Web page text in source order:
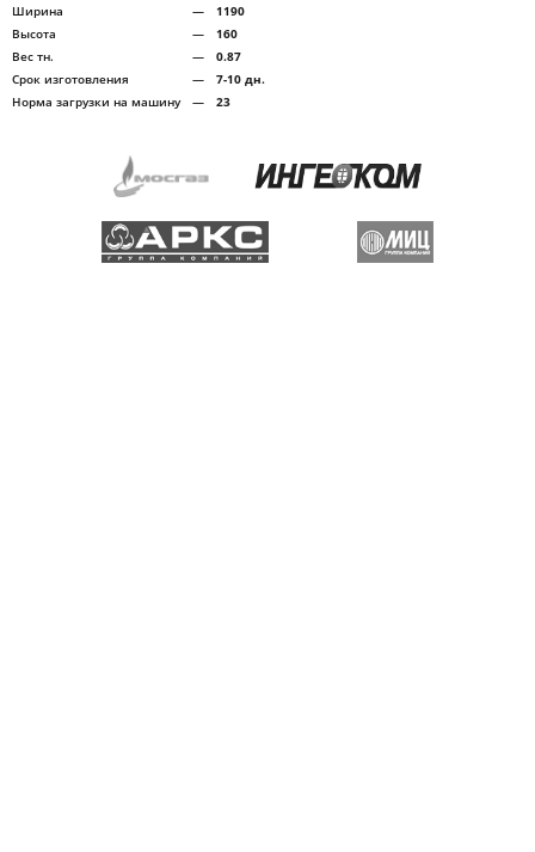
Ширина
—
1190
Высота
—
160
Вес тн.
—
0.87
Срок изготовления
—
7-10 дн.
Норма загрузки на машину
— 23